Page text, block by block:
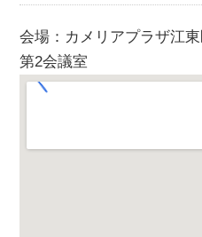
会場 ：カメリアプラザ
第2会議室